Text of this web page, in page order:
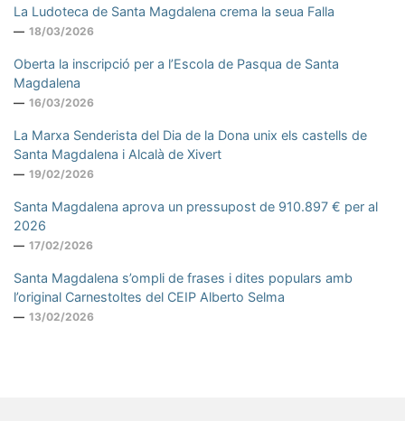
La Ludoteca de Santa Magdalena crema la seua Falla
18/03/2026
Oberta la inscripció per a l’Escola de Pasqua de Santa
Magdalena
16/03/2026
La Marxa Senderista del Dia de la Dona unix els castells de
Santa Magdalena i Alcalà de Xivert
19/02/2026
Santa Magdalena aprova un pressupost de 910.897 € per al
2026
17/02/2026
Santa Magdalena s’ompli de frases i dites populars amb
l’original Carnestoltes del CEIP Alberto Selma
13/02/2026